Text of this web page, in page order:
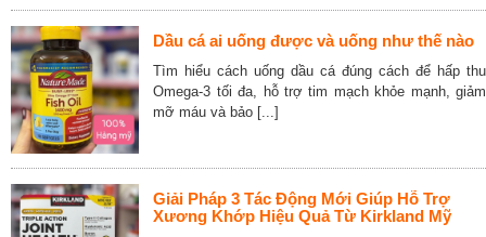
Dầu cá ai uống được và uống như thế nào
Tìm hiểu cách uống dầu cá đúng cách để hấp thu
Omega-3 tối đa, hỗ trợ tim mạch khỏe mạnh, giảm
mỡ máu và bảo [...]
Giải Pháp 3 Tác Động Mới Giúp Hỗ Trợ
Xương Khớp Hiệu Quả Từ Kirkland Mỹ